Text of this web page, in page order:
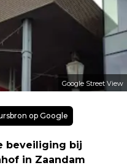
Google Street View
op Google
beveiliging bij
in Zaandam